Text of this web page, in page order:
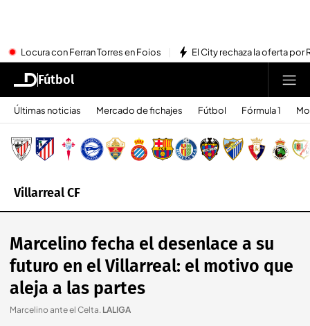
Locura con Ferran Torres en Foios El City rechaza la oferta por
Fútbol
Últimas noticias Mercado de fichajes Fútbol Fórmula 1
Villarreal CF
Marcelino fecha el desenlace a su
futuro en el Villarreal: el motivo que
aleja a las partes
Marcelino ante el Celta. LALIGA